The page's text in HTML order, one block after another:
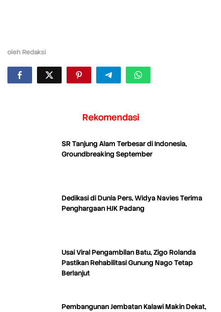
oleh Redaksi
Rekomendasi
SR Tanjung Alam Terbesar di Indonesia,
Groundbreaking September
Dedikasi di Dunia Pers, Widya Navies Terima
Penghargaan HJK Padang
Usai Viral Pengambilan Batu, Zigo Rolanda
Pastikan Rehabilitasi Gunung Nago Tetap
Berlanjut
Pembangunan Jembatan Kalawi Makin Dekat,